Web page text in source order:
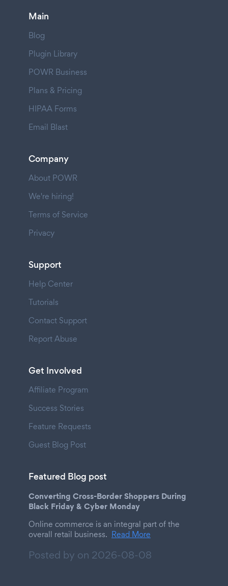
Main
Blog
Plugin Library
POWR Business
Plans & Pricing
HIPAA Forms
Email Blast
Company
About POWR
We're hiring!
Terms of Service
Privacy
Support
Help Center
Tutorials
Contact Support
Report Abuse
Get Involved
Affiliate Program
Success Stories
Feature Requests
Guest Blog Post
Featured Blog post
Converting Cross-Border Shoppers During
Black Friday & Cyber Monday
Online commerce is an integral part of the
overall retail business. Read More
Posted by on 2026-08-08